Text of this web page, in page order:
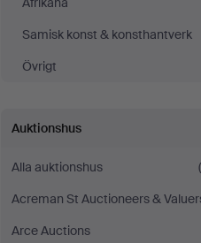
Auktionsverk
Magasin
Samisk konst & konsthantverk
Övrigt
Auktionshus
Alla auktionshus
Acreman St Auctioneers &
Arce Auctions